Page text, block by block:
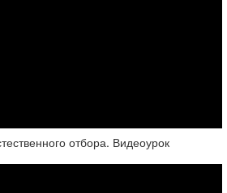
отбора. Видеоурок